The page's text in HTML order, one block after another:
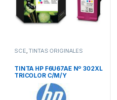
SCE,TINTAS ORIGINALES
TINTA HP F6U67AE Nº 302XL
TRICOLOR C/M/Y